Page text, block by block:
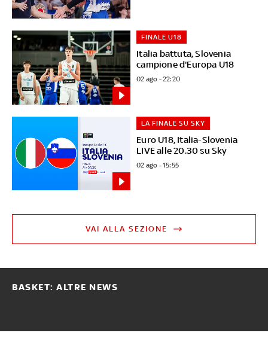
Italia battuta, Slovenia
campione d'Europa U18
FINALE U18
02 ago - 22:20
Euro U18, Italia-Slovenia
LIVE alle 20.30 su Sky
LA FINALE SU SKY
02 ago - 15:55
VAI ALLA SEZIONE
BASKET: ALTRE NEWS